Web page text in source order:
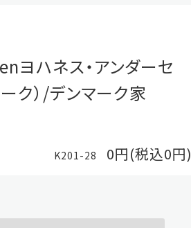
ハネス・アンダーセ
ク）/デンマーク家
K201-28 0円(税込0円)